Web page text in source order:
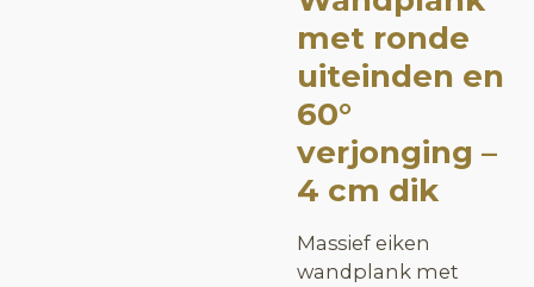
met ronde
uiteinden en
60°
verjonging –
4 cm dik
Massief eiken
wandplank met